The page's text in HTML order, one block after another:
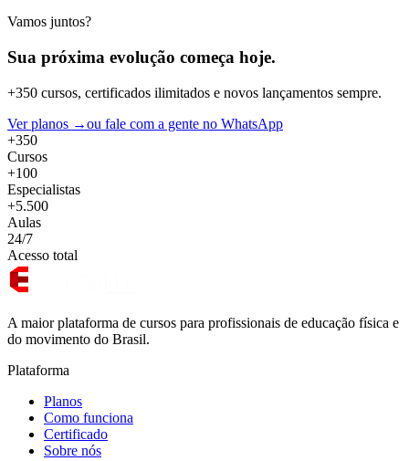
Vamos juntos?
Sua próxima evolução começa hoje.
+350 cursos, certificados ilimitados e novos lançamentos sempre.
Ver planos →ou fale com a gente no WhatsApp
+350
Cursos
+100
Especialistas
+5.500
Aulas
24/7
Acesso total
A maior plataforma de cursos para profissionais de educação física e
do movimento do Brasil.
Plataforma
Planos
Como funciona
Certificado
Sobre nós